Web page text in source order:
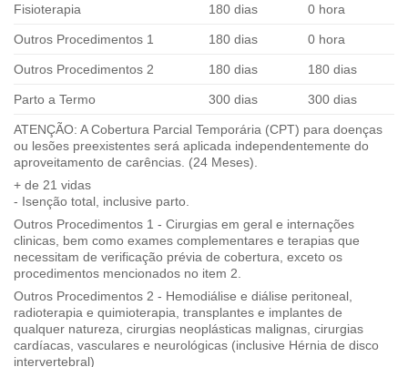
Fisioterapia 180 dias 0 hora
Outros Procedimentos 1 180 dias 0 hora
Outros Procedimentos 2 180 dias 180 dias
Parto a Termo 300 dias 300 dias
ATENÇÃO: A Cobertura Parcial Temporária (CPT) para doenças
ou lesões preexistentes será aplicada independentemente do
aproveitamento de carências. (24 Meses).
+ de 21 vidas
- Isenção total, inclusive parto.
Outros Procedimentos 1 - Cirurgias em geral e internações
clinicas, bem como exames complementares e terapias que
necessitam de verificação prévia de cobertura, exceto os
procedimentos mencionados no item 2.
Outros Procedimentos 2 - Hemodiálise e diálise peritoneal,
radioterapia e quimioterapia, transplantes e implantes de
qualquer natureza, cirurgias neoplásticas malignas, cirurgias
cardíacas, vasculares e neurológicas (inclusive Hérnia de disco
intervertebral)